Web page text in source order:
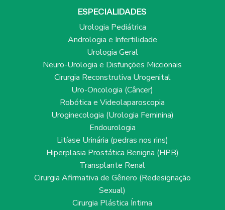
ESPECIALIDADES
Urologia Pediátrica
Andrologia e Infertilidade
Urologia Geral
Neuro-Urologia e Disfunções Miccionais
Cirurgia Reconstrutiva Urogenital
Uro-Oncologia (Câncer)
Robótica e Videolaparoscopia
Uroginecologia (Urologia Feminina)
Endourologia
Litíase Urinária (pedras nos rins)
Hiperplasia Prostática Benigna (HPB)
Transplante Renal
Cirurgia Afirmativa de Gênero (Redesignação
Sexual)
Cirurgia Plástica Íntima